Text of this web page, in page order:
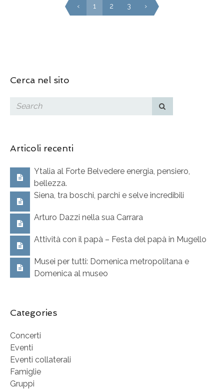
‹ 1 2 3 ›
Cerca nel sito
Articoli recenti
Ytalia al Forte Belvedere energia, pensiero,
bellezza.
Siena, tra boschi, parchi e selve incredibili
Arturo Dazzi nella sua Carrara
Attività con il papà – Festa del papà in Mugello
Musei per tutti: Domenica metropolitana e
Domenica al museo
Categories
Concerti
Eventi
Eventi collaterali
Famiglie
Gruppi